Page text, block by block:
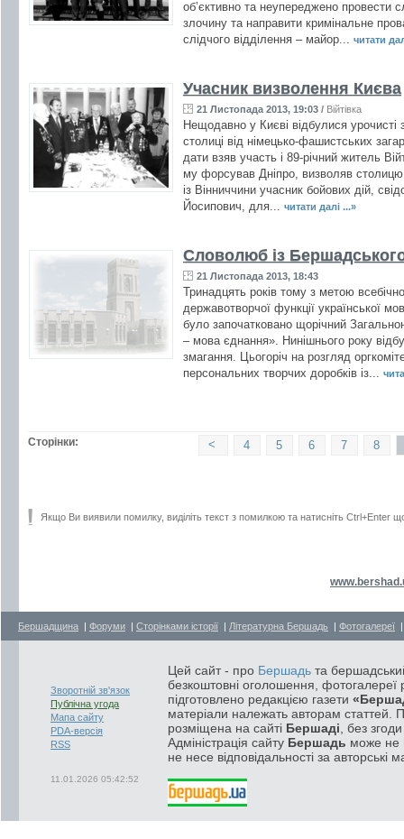
об’єктивно та неупереджено провести
злочину та направити кримінальне
слідчого відділення – майор...
читати
Учасник визволення Києва
21 Листопада 2013, 19:03 / Війтівка
Нещодавно у Києві відбулися урочисті
столиці від німецько-фашистських
дати взяв участь і 89-річний житель
му форсував Дніпро, визволяв
із Вінниччини учасник бойових дій,
Йосипович, для...
читати далі ...»
Словолюб із
21 Листопада 2013, 18:43
Тринадцять років тому з метою
державотворчої функції української
було започатковано щорічний
– мова єднання». Нинішнього року
змагання. Цьогоріч на розгляд
персональних творчих доробків із...
Сторінки: 8
7
6
5
4
<
Якщо Ви виявили помилку, виділіть текст з помилкою та натисніть Ctrl+Enter
Бершадщина | Форуми | Сторінками історії | Літературна Бершадь | Фотогалереї
Зворотній зв'язок
Публічна угода
Мапа сайту
PDA-версія
RSS
11.01.2026 05:42:52
Цей сайт - про Бершадь та
безкоштовні оголошення, фотогалереї
підготовлено редакцією газети
матеріали належать авторам статтей.
розміщена на сайті Бершаді , без
Адміністрація сайту Бершадь може не
не несе відповідальності за авторські